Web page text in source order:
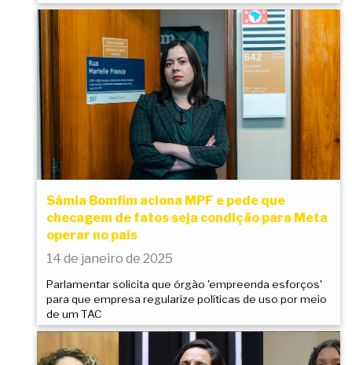
Sâmia Bomfim aciona MPF e pede que
checagem de fatos seja condição para Meta
operar no país
14 de janeiro de 2025
Parlamentar solicita que órgão 'empreenda esforços'
para que empresa regularize políticas de uso por meio
de um TAC